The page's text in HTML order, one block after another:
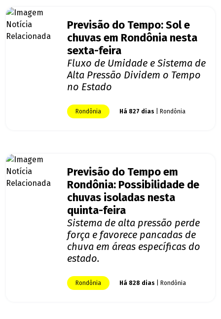
Previsão do Tempo: Sol e
chuvas em Rondônia nesta
sexta-feira
Fluxo de Umidade e Sistema de
Alta Pressão Dividem o Tempo
no Estado
Rondônia Há 827 dias | Rondônia
Previsão do Tempo em
Rondônia: Possibilidade de
chuvas isoladas nesta
quinta-feira
Sistema de alta pressão perde
força e favorece pancadas de
chuva em áreas específicas do
estado.
Rondônia Há 828 dias | Rondônia